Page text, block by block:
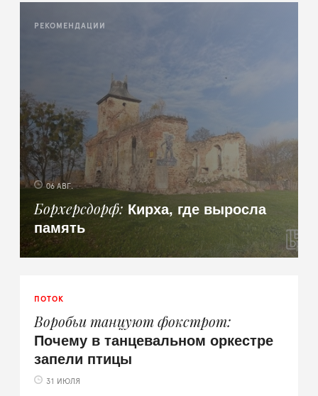
РЕКОМЕНДАЦИИ
06 АВГ.
Борхерсдорф Кирха, где выросла
память
ПОТОК
Воробьи танцуют фокстрот
Почему в танцевальном оркестре
запели птицы
31 ИЮЛЯ